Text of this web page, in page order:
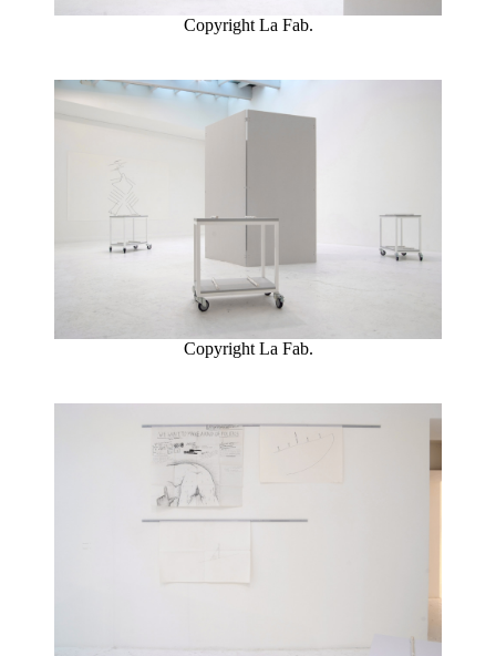
Copyright La Fab.
Copyright La Fab.